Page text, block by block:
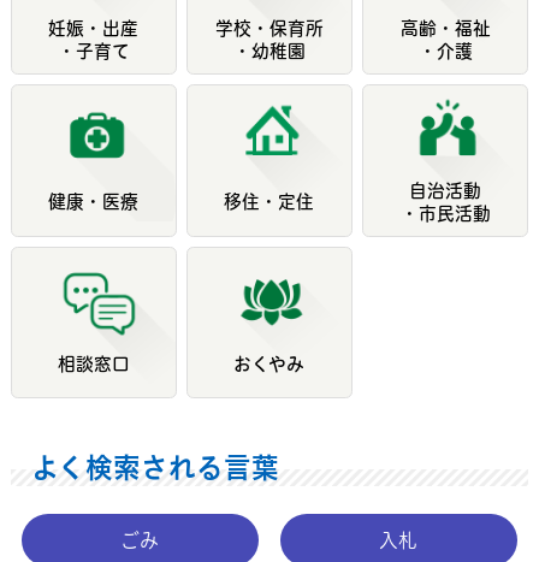
妊娠・出産
・子育て
学校・保育所
・幼稚園
高齢・福祉
・介護
健康・医療 移住・定住
自治活動
・市民活動
相談窓口 おくやみ
よく検索される言葉
ごみ 入札